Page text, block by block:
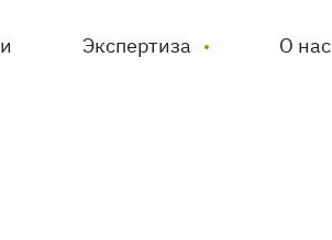
Экспертиза О нас